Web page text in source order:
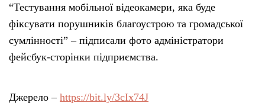
“Тестування мобільної відеокамери, яка буде
фіксувати порушників благоустрою та громадської
сумлінності” – підписали фото адміністратори
фейсбук-сторінки підприємства.
Джерело – https://bit.ly/3cIx74J